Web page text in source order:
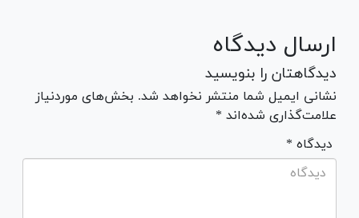
ارسال دیدگاه
دیدگاهتان را بنویسید
نشانی ایمیل شما منتشر نخواهد شد. بخش‌های موردنیاز
علامت‌گذاری شده‌اند *
* دیدگاه